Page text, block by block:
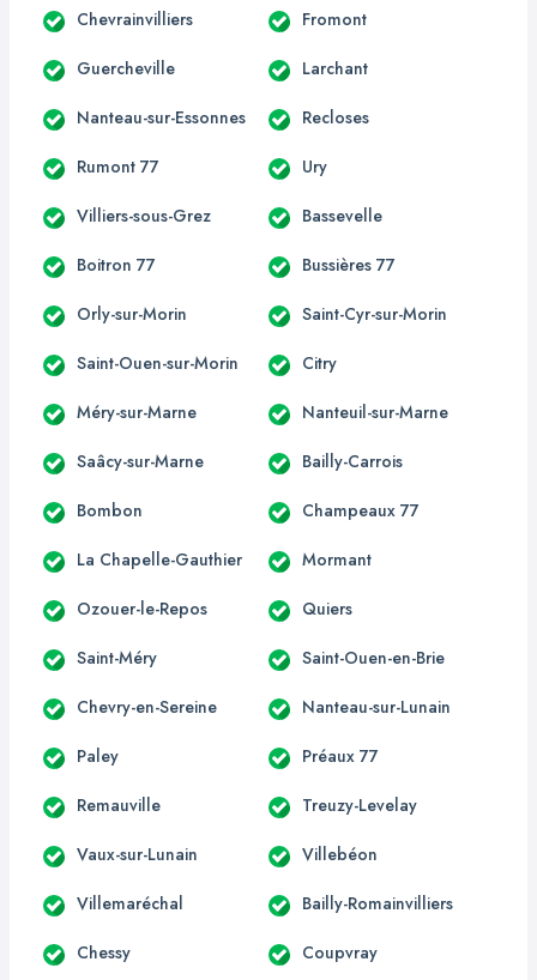
Chevrainvilliers Fromont
Guercheville Larchant
Nanteau-sur-Essonnes Recloses
Rumont 77 Ury
Villiers-sous-Grez Bassevelle
Boitron 77 Bussières 77
Orly-sur-Morin Saint-Cyr-sur-Morin
Saint-Ouen-sur-Morin Citry
Méry-sur-Marne Nanteuil-sur-Marne
Saâcy-sur-Marne Bailly-Carrois
Bombon Champeaux 77
La Chapelle-Gauthier Mormant
Ozouer-le-Repos Quiers
Saint-Méry Saint-Ouen-en-Brie
Chevry-en-Sereine Nanteau-sur-Lunain
Paley Préaux 77
Remauville Treuzy-Levelay
Vaux-sur-Lunain Villebéon
Villemaréchal Bailly-Romainvilliers
Chessy Coupvray